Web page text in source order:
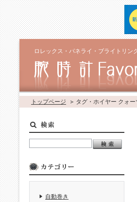
ロレックス・パネライ・ブライトリ
トップページ タグ・ホイヤー クォー
自動巻き